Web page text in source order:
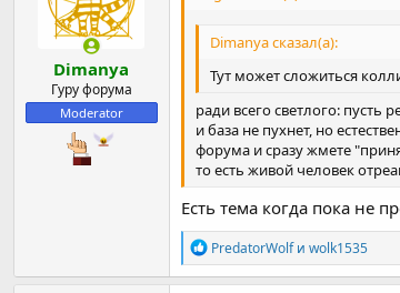
Dimanya
Гуру форума
Moderator
Dimanya сказал(а):
Тут может сложиться
ради всего светлого: пусть
и база не пухнет, но
форума и сразу жмете
то есть живой человек
Есть тема когда пока не
Р
е
а
PredatorWolfи wolk1535